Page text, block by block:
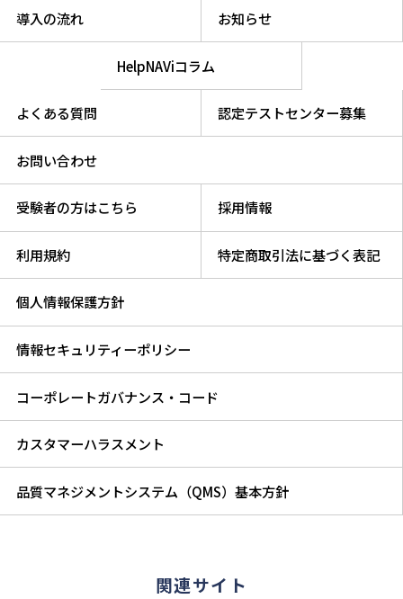
導入の流れ お知らせ
HelpNAViコラム
よくある質問 認定テストセンター募集
お問い合わせ
受験者の方はこちら 採用情報
利用規約 特定商取引法に基づく表記
個人情報保護方針
情報セキュリティーポリシー
コーポレートガバナンス・コード
カスタマーハラスメント
品質マネジメントシステム（QMS）基本方針
関連サイト